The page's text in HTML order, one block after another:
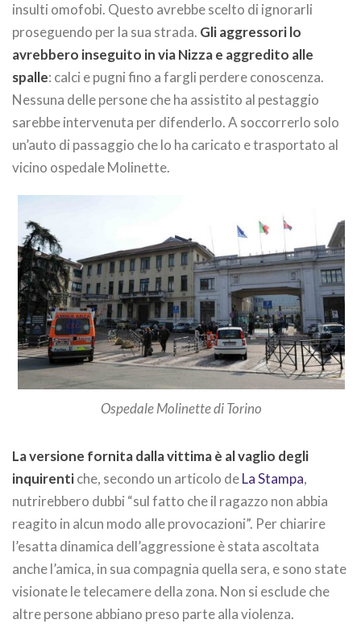
insulti omofobi. Questo avrebbe scelto di ignorarli
proseguendo per la sua strada. Gli aggressori lo
avrebbero inseguito in via Nizza e aggredito alle
spalle: calci e pugni fino a fargli perdere conoscenza.
Nessuna delle persone che ha assistito al pestaggio
sarebbe intervenuta per difenderlo. A soccorrerlo solo
un’auto di passaggio che lo ha caricato e trasportato al
vicino ospedale Molinette.
Ospedale Molinette di Torino
La versione fornita dalla vittima è al vaglio degli
inquirentiche, secondo un articolo deLa Stampa,
nutrirebbero dubbi “sul fatto che il ragazzo non abbia
reagito in alcun modo alle provocazioni”. Per chiarire
l’esatta dinamica dell’aggressione è stata ascoltata
anche l’amica, in sua compagnia quella sera, e sono state
visionate le telecamere della zona. Non si esclude che
altre persone abbiano preso parte alla violenza.